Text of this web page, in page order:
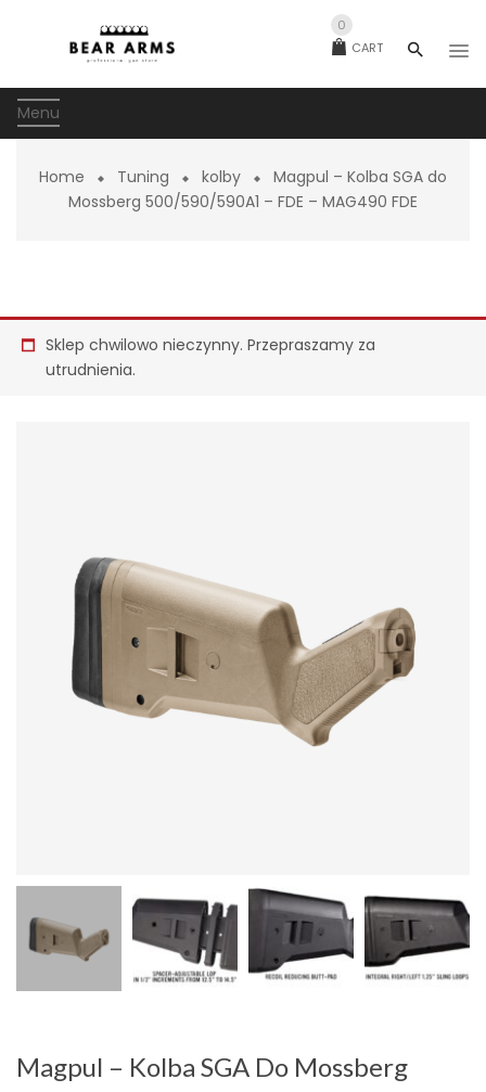
CART
0
Menu
Home Tuning kolby
Magpul – Kolba SGA do
Mossberg 500/590/590A1 – FDE – MAG490 FDE
Sklep chwilowo nieczynny. Przepraszamy za
utrudnienia.
Magpul – Kolba SGA Do Mossberg